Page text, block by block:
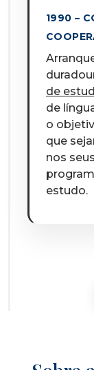
1990 –
de
de
o
que
nos
estudo.